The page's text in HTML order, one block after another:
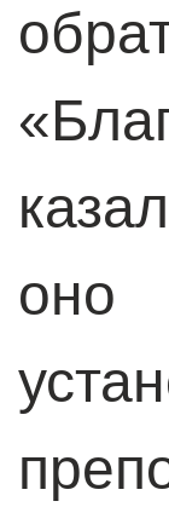
оно